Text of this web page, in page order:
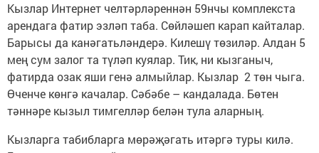
Кызлар Интернет челтәрләреннән 59нчы комплекста
арендага фатир эзләп таба. Сөйләшеп карап кайталар.
Барысы да канәгатьләндерә. Килешү төзиләр. Алдан 5
мең сум залог та түләп куялар. Тик, ни кызганыч,
фатирда озак яши генә алмыйлар. Кызлар 2 төн чыга.
Өченче көнгә качалар. Сәбәбе – кандалада. Бөтен
тәннәре кызыл тимгелләр белән тула аларның.
Кызларга табибларга мөрәҗәгать итәргә туры килә.